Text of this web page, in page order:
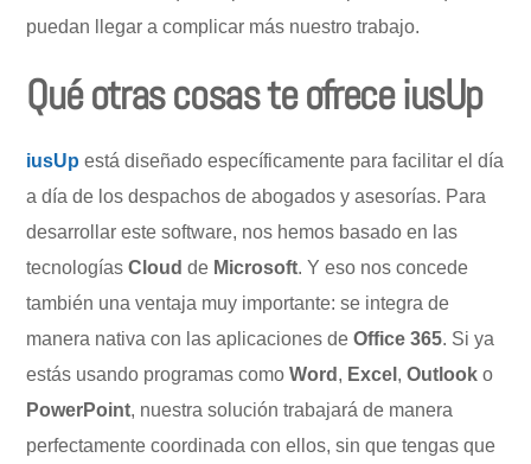
puedan llegar a complicar más nuestro trabajo.
Qué otras cosas te ofrece iusUp
iusUp está diseñado específicamente para facilitar el día
a día de los despachos de abogados y asesorías. Para
desarrollar este software, nos hemos basado en las
tecnologíasCloud de Microsoft. Y eso nos concede
también una ventaja muy importante: se integra de
manera nativa con las aplicaciones deOffice 365. Si ya
estás usando programas comoWord , Excel ,Outlook o
PowerPoint, nuestra solución trabajará de manera
perfectamente coordinada con ellos, sin que tengas que